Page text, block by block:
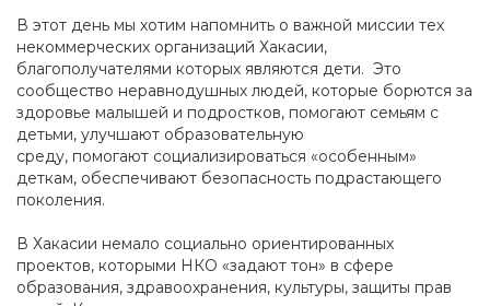
В этот день мы хотим напомнить о важной миссии тех
некоммерческих организаций Хакасии,
благополучателями которых являются дети. Это
сообщество неравнодушных людей, которые борются за
здоровье малышей и подростков, помогают семьям с
детьми, улучшают образовательную
среду, помогают социализироваться «особенным»
деткам, обеспечивают безопасность подрастающего
поколения.
В Хакасии немало социально ориентированных
проектов, которыми НКО «задают тон» в сфере
образования, здравоохранения, культуры, защиты прав